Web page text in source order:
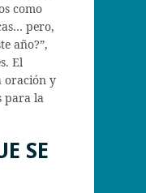
como
pero,
año?”,
El
oración y
para la
SE